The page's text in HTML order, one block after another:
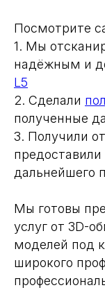
Посмотрите
1. Мы
надёжным и
L5
2. Сделали
полученные
3. Получили
дальнейшего
Мы готовы
услуг от 3D-
моделей под
широкого